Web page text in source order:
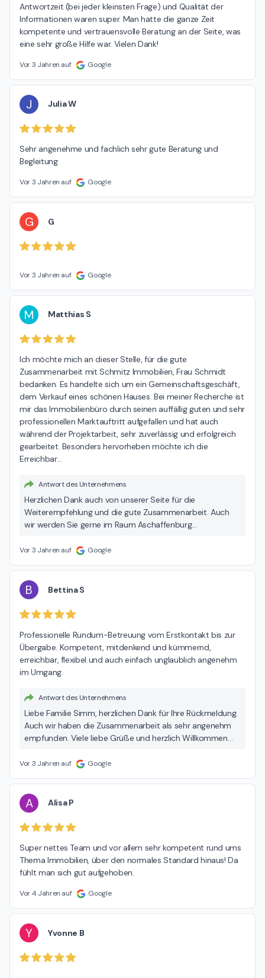
Antwortzeit (bei jeder kleinsten Frage) und Qualität der
Informationen waren super. Man hatte die ganze Zeit
kompetente und vertrauensvolle Beratung an der Seite, was
eine sehr große Hilfe war. Vielen Dank!
Vor 3 Jahren auf Google
J Julia W
Sehr angenehme und fachlich sehr gute Beratung und
Begleitung
Vor 3 Jahren auf Google
G G
Vor 3 Jahren auf Google
M Matthias S
Ich möchte mich an dieser Stelle, für die gute
Zusammenarbeit mit Schmitz Immobilien, Frau Schmidt
bedanken. Es handelte sich um ein Gemeinschaftsgeschäft,
dem Verkauf eines schönen Hauses. Bei meiner Recherche ist
mir das Immobilienbüro durch seinen auffällig guten und sehr
professionellen Marktauftritt aufgefallen und hat auch
während der Projektarbeit, sehr zuverlässig und erfolgreich
gearbeitet. Besonders hervorheben möchte ich die
Erreichbar…
Antwort des Unternehmens
Herzlichen Dank auch von unserer Seite für die
Weiterempfehlung und die gute Zusammenarbeit. Auch
wir werden Sie gerne im Raum Aschaffenburg
Vor 3 Jahren auf Google
B Bettina S
Professionelle Rundum-Betreuung vom Erstkontakt bis zur
Übergabe. Kompetent, mitdenkend und kümmernd,
erreichbar, flexibel und auch einfach unglaublich angenehm
im Umgang.
Antwort des Unternehmens
Liebe Familie Simm, herzlichen Dank für Ihre Rückmeldung.
Auch wir haben die Zusammenarbeit als sehr angenehm
empfunden. Viele liebe Grüße und herzlich Willkommen
Vor 3 Jahren auf Google
A Alisa P
Super nettes Team und vor allem sehr kompetent rund ums
Thema Immobilien, über den normales Standard hinaus! Da
fühlt man sich gut aufgehoben.
Vor 4 Jahren auf Google
Y Yvonne B